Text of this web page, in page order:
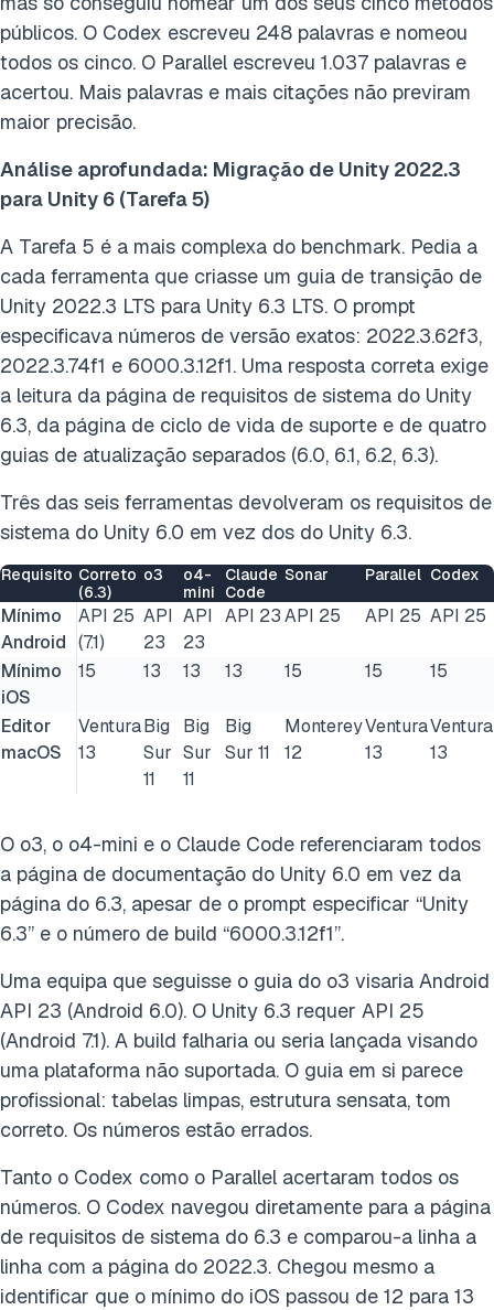
públicos. O Codex escreveu 248 palavras e nomeou
todos os cinco. O Parallel escreveu 1.037 palavras e
acertou. Mais palavras e mais citações não previram
maior precisão.
Análise aprofundada: Migração de Unity 2022.3
para Unity 6 (Tarefa 5)
A Tarefa 5 é a mais complexa do benchmark. Pedia a
cada ferramenta que criasse um guia de transição de
Unity 2022.3 LTS para Unity 6.3 LTS. O prompt
especificava números de versão exatos: 2022.3.62f3,
2022.3.74f1 e 6000.3.12f1. Uma resposta correta exige
a leitura da página de requisitos de sistema do Unity
6.3, da página de ciclo de vida de suporte e de quatro
guias de atualização separados (6.0, 6.1, 6.2, 6.3).
Três das seis ferramentas devolveram os requisitos de
sistema do Unity 6.0 em vez dos do Unity 6.3.
Requisito Correto
(6.3)
o3
o4-
mini
Claude
Code
Sonar Parallel Codex
Mínimo
Android
API 25
(7.1)
API
23
API
23
API 23API 25 API 25 API 25
Mínimo
iOS
15 13 13 13 15 15 15
Editor
macOS
Ventura
13
Big
Sur
11
Big
Sur
11
Big
Sur 11
Monterey
12
Ventura
13
Ventura
13
O o3, o o4-mini e o Claude Code referenciaram todos
a página de documentação do Unity 6.0 em vez da
página do 6.3, apesar de o prompt especificar “Unity
6.3” e o número de build “6000.3.12f1”.
Uma equipa que seguisse o guia do o3 visaria Android
API 23 (Android 6.0). O Unity 6.3 requer API 25
(Android 7.1). A build falharia ou seria lançada visando
uma plataforma não suportada. O guia em si parece
profissional: tabelas limpas, estrutura sensata, tom
correto. Os números estão errados.
Tanto o Codex como o Parallel acertaram todos os
números. O Codex navegou diretamente para a página
de requisitos de sistema do 6.3 e comparou-a linha a
linha com a página do 2022.3. Chegou mesmo a
identificar que o mínimo do iOS passou de 12 para 13